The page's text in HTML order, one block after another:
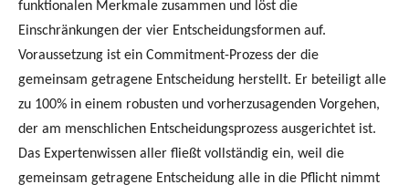
funktionalen Merkmale zusammen und löst die
Einschränkungen der vier Entscheidungsformen auf.
Voraussetzung ist ein Commitment-Prozess der die
gemeinsam getragene Entscheidung herstellt. Er beteiligt alle
zu 100% in einem robusten und vorherzusagenden Vorgehen,
der am menschlichen Entscheidungsprozess ausgerichtet ist.
Das Expertenwissen aller fließt vollständig ein, weil die
gemeinsam getragene Entscheidung alle in die Pflicht nimmt